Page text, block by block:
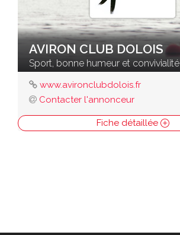
AVIRON CLUB DOLOIS
Sport, bonne humeur et convivialité
www.avironclubdolois.fr
Contacter l'annonceur
Fiche détaillée